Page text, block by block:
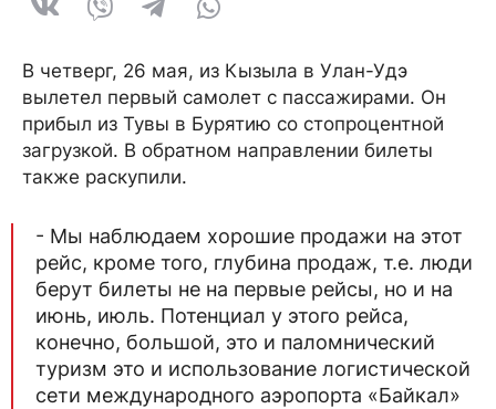
В четверг, 26 мая, из Кызыла в Улан-Удэ
вылетел первый самолет с пассажирами. Он
прибыл из Тувы в Бурятию со стопроцентной
загрузкой. В обратном направлении билеты
также раскупили.
- Мы наблюдаем хорошие продажи на этот
рейс, кроме того, глубина продаж, т.е. люди
берут билеты не на первые рейсы, но и на
июнь, июль. Потенциал у этого рейса,
конечно, большой, это и паломнический
туризм это и использование логистической
сети международного аэропорта «Байкал»